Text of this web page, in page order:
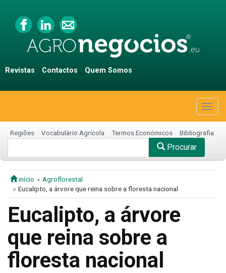
Revistas Contactos Quem Somos
Regiões Vocabulário Agrícola Termos Económicos Bibliografia
Procurar
início
Agroflorestal
Eucalipto, a árvore que reina sobre a floresta nacional
Eucalipto, a árvore
que reina sobre a
floresta nacional